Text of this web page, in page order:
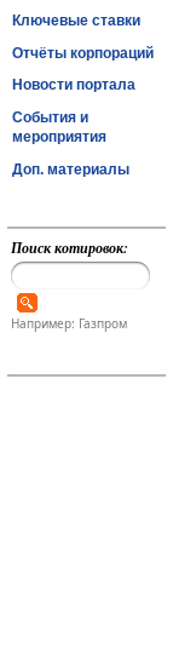
Ключевые ставки
Отчёты корпораций
Новости портала
События и
мероприятия
Доп. материалы
Поиск котировок:
Например: Газпром